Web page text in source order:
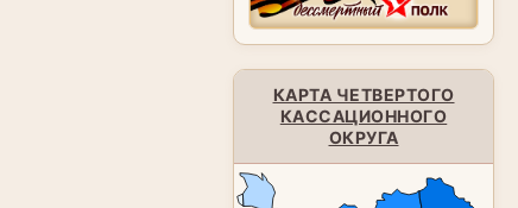
КАРТА ЧЕТВЕРТОГО
КАССАЦИОННОГО
ОКРУГА